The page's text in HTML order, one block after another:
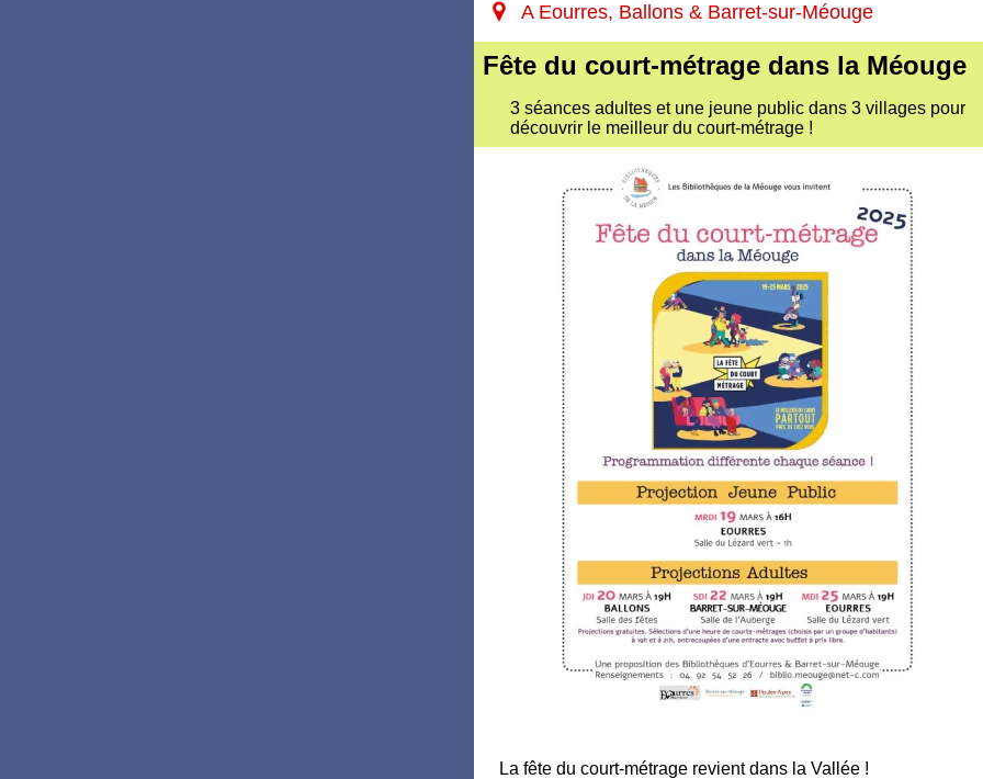
A Eourres, Ballons & Barret-sur-Méouge
Fête du court-métrage dans la Méouge
3 séances adultes et une jeune public dans 3 villages pour
découvrir le meilleur du court-métrage !
La fête du court-métrage revient dans la Vallée !